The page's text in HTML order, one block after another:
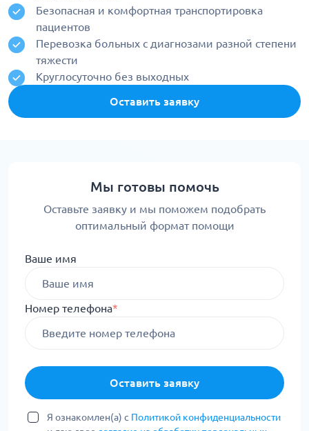
Безопасная и комфортная транспортировка
пациентов
Перевозка больных с диагнозами разной степени
тяжести
Круглосуточно без выходных
Оставить заявку
Мы готовы помочь
Оставьте заявку и мы поможем подобрать
оптимальный формат помощи
Ваше имя
Номер телефона*
Оставить заявку
Я ознакомлен(а) с Политикой конфиденциальности